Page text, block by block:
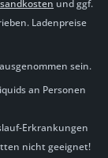
und ggf.
Ladenpreise
sein.
an Personen
Erkrankungen
nicht geeignet!